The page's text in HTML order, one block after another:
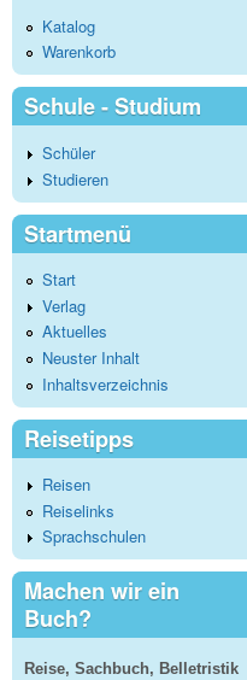
Katalog
Warenkorb
Schule - Studium
Schüler
Studieren
Startmenü
Start
Verlag
Aktuelles
Neuster Inhalt
Inhaltsverzeichnis
Reisetipps
Reisen
Reiselinks
Sprachschulen
Machen wir ein
Buch?
Reise, Sachbuch, Belletristik